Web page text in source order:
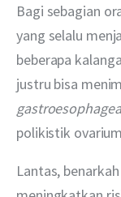
Berita
Layanan
Bagi sebagian
yang selalu
beberapa
justru bisa
polikistik
Lantas,